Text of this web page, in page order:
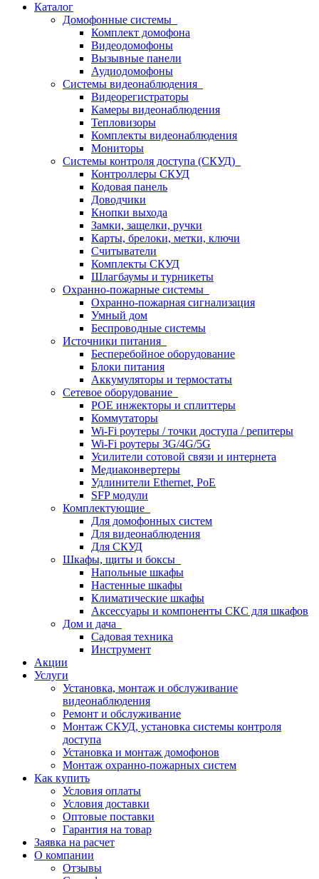
Каталог
Домофонные системы
Комплект домофона
Видеодомофоны
Вызывные панели
Аудиодомофоны
Системы видеонаблюдения
Видеорегистраторы
Камеры видеонаблюдения
Тепловизоры
Комплекты видеонаблюдения
Мониторы
Системы контроля доступа (СКУД)
Контроллеры СКУД
Кодовая панель
Доводчики
Кнопки выхода
Замки, защелки, ручки
Карты, брелоки, метки, ключи
Считыватели
Комплекты СКУД
Шлагбаумы и турникеты
Охранно-пожарные системы
Охранно-пожарная сигнализация
Умный дом
Беспроводные системы
Источники питания
Бесперебойное оборудование
Блоки питания
Аккумуляторы и термостаты
Сетевое оборудование
POE инжекторы и сплиттеры
Коммутаторы
Wi-Fi роутеры / точки доступа / репитеры
Wi-Fi роутеры 3G/4G/5G
Усилители сотовой связи и интернета
Медиаконвертеры
Удлинители Ethernet, PoE
SFP модули
Комплектующие
Для домофонных систем
Для видеонаблюдения
Для СКУД
Шкафы, щиты и боксы
Напольные шкафы
Настенные шкафы
Климатические шкафы
Аксессуары и компоненты СКС для шкафов
Дом и дача
Садовая техника
Инструмент
Акции
Услуги
Установка, монтаж и обслуживание
видеонаблюдения
Ремонт и обслуживание
Монтаж СКУД, установка системы контроля
доступа
Установка и монтаж домофонов
Монтаж охранно-пожарных систем
Как купить
Условия оплаты
Условия доставки
Оптовые поставки
Гарантия на товар
Заявка на расчет
О компании
Отзывы